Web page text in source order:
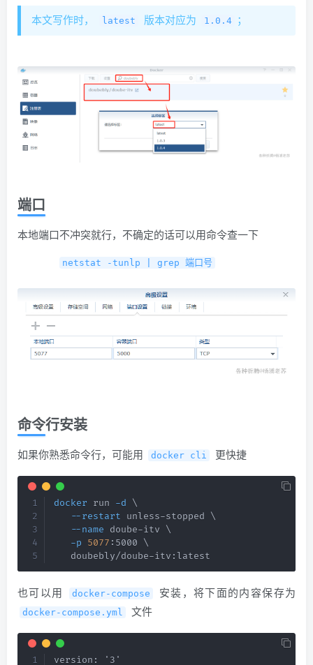
本文写作时， latest ​ 版本对应为 1.0.4 ​；
端口
本地端口不冲突就行，不确定的话可以用命令查一下
netstat -tunlp | grep 端口号
命令行安装
如果你熟悉命令行，可能用 docker cli ​ 更快捷
docker run -d
\
--restart unless-stopped \
--name doube-itv \
-p
5077 :5000 \
   doubebly/doube-itv:latest
也可以用 docker-compose ​ 安装，将下面的内容保存为
docker-compose.yml ​ 文件
version: '3'